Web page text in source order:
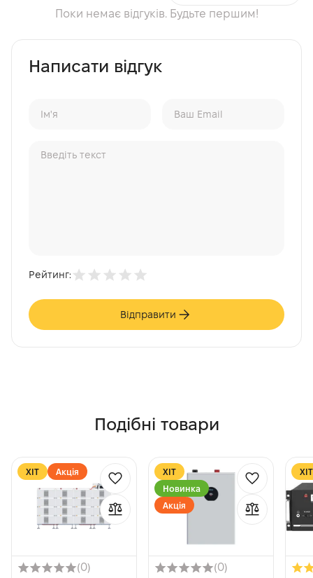
Поки немає відгуків. Будьте першим!
Написати відгук
Рейтинг:
Відправити
Подібні товари
XІТ Акція
(0)
XІТ
Новинка
Акція
(0)
XІТ